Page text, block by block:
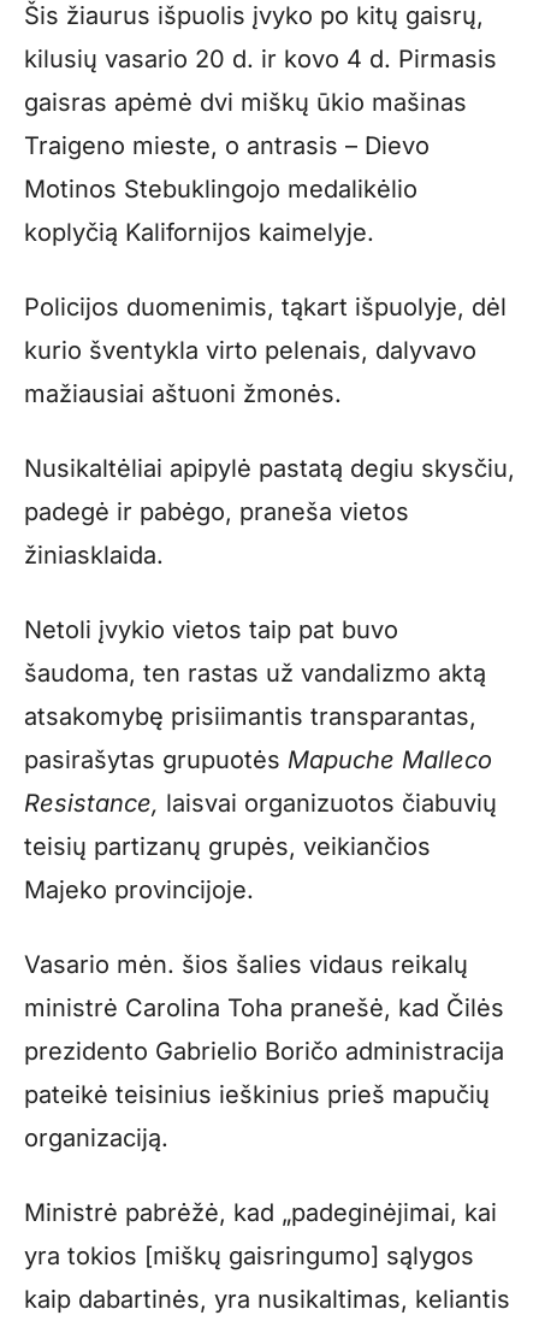
Šis žiaurus išpuolis įvyko po kitų gaisrų,
kilusių vasario 20 d. ir kovo 4 d. Pirmasis
gaisras apėmė dvi miškų ūkio mašinas
Traigeno mieste, o antrasis – Dievo
Motinos Stebuklingojo medalikėlio
koplyčią Kalifornijos kaimelyje.
Policijos duomenimis, tąkart išpuolyje, dėl
kurio šventykla virto pelenais, dalyvavo
mažiausiai aštuoni žmonės.
Nusikaltėliai apipylė pastatą degiu skysčiu,
padegė ir pabėgo, praneša vietos
žiniasklaida.
Netoli įvykio vietos taip pat buvo
šaudoma, ten rastas už vandalizmo aktą
atsakomybę prisiimantis transparantas,
pasirašytas grupuotės Mapuche Malleco
Resistance, laisvai organizuotos čiabuvių
teisių partizanų grupės, veikiančios
Majeko provincijoje.
Vasario mėn. šios šalies vidaus reikalų
ministrė Carolina Toha pranešė, kad Čilės
prezidento Gabrielio Boričo administracija
pateikė teisinius ieškinius prieš mapučių
organizaciją.
Ministrė pabrėžė, kad „padeginėjimai, kai
yra tokios [miškų gaisringumo] sąlygos
kaip dabartinės, yra nusikaltimas, keliantis